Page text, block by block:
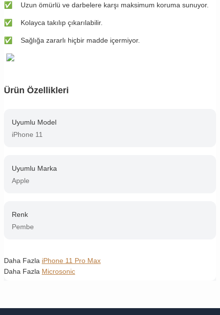
✅ Uzun ömürlü ve darbelere karşı maksimum koruma sunuyor.
✅ Kolayca takılıp çıkarılabilir.
✅ Sağlığa zararlı hiçbir madde içermiyor.
Ürün Özellikleri
Uyumlu Model
iPhone 11
Uyumlu Marka
Apple
Renk
Pembe
Daha Fazla iPhone 11 Pro Max
Daha Fazla Microsonic